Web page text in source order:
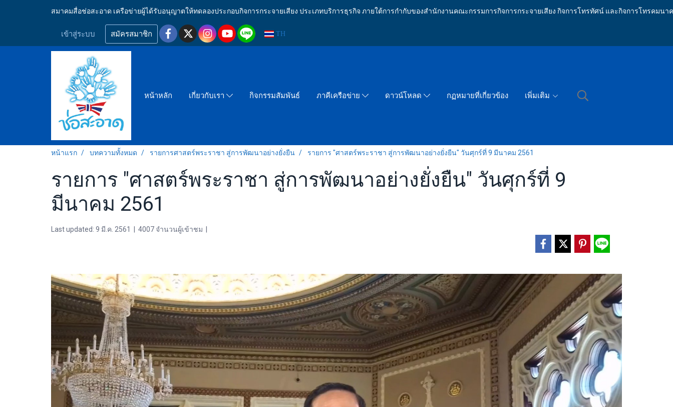
สมาคมสื่อช่อสะอาด เครือข่ายผู้ได้รับอนุญาตให้ทดลองประกอบกิจการกระจายเสียง ประเภทบริการธุรกิจ ภายใต้การกำกับของสำนักงานคณะกรรมการกิจการกระจายเสียง กิจการโทรทัศน์ และกิจการโทรคมนา
เข้าสู่ระบบ สมัครสมาชิก TH
หน้าหลัก เกี่ยวกับเรา กิจกรรมสัมพันธ์ ภาคีเครือข่าย ดาวน์โหลด กฏหมายที่เกี่ยวข้อง เพิ่มเติม
หน้าแรก บทความทั้งหมด รายการศาสตร์พระราชา สู่การพัฒนาอย่างยั่งยืน รายการ "ศาสตร์พระราชา สู่การพัฒนาอย่างยั่งยืน" วันศุกร์ที่ 9 มีนาคม 2561
รายการ "ศาสตร์พระราชา สู่การพัฒนาอย่างยั่งยืน" วันศุกร์ที่ 9
มีนาคม 2561
Last updated: 9 มี.ค. 2561 4007 จำนวนผู้เข้าชม